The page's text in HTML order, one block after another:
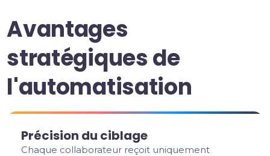
Avantages
stratégiques de
l'automatisation
Précision du ciblage
Chaque collaborateur reçoit uniquement